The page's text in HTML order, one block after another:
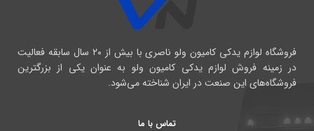
فروشگاه لوازم یدکی کامیون ولو ناصری با بیش از ۲۰ سال سابقه فعالیت
در زمینه فروش لوازم یدکی کامیون ولو به عنوان یکی از بزرگترین
فروشگاه‌های این صنعت در ایران شناخته می‌شود.
تماس با ما